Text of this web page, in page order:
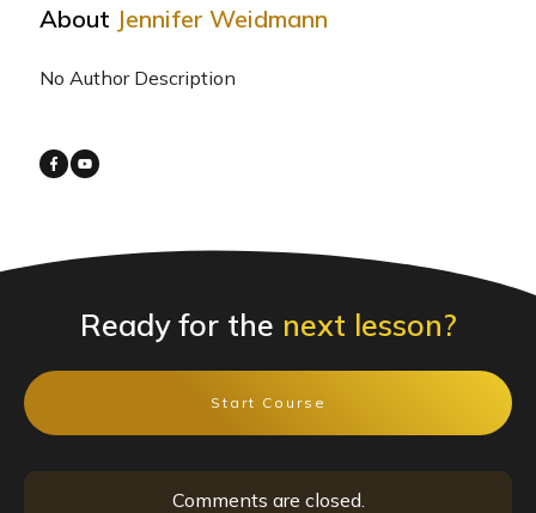
About Jennifer Weidmann
No Author Description
Ready for the next lesson?
Start Course
Comments are closed.